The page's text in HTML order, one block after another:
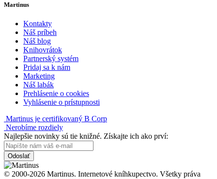
Martinus
Kontakty
Náš príbeh
Náš blog
Knihovrátok
Partnerský systém
Pridaj sa k nám
Marketing
Náš labák
Prehlásenie o cookies
Vyhlásenie o prístupnosti
Martinus je certifikovaný B Corp
Nerobíme rozdiely
Najlepšie novinky sú tie knižné. Získajte ich ako prví:
Odoslať
© 2000-2026 Martinus. Internetové kníhkupectvo. Všetky práva